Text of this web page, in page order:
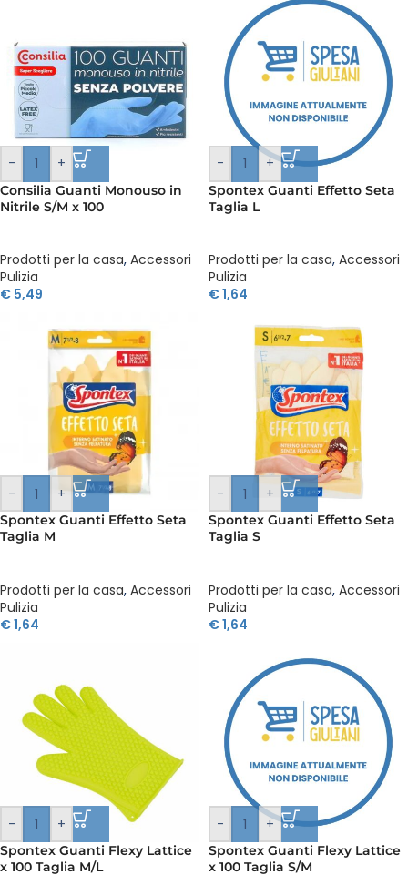
- +
Consilia Guanti Monouso in
Nitrile S/M x 100
Prodotti per la casa, Accessori
Pulizia
€ 5,49
- +
Spontex Guanti Effetto Seta
Taglia L
Prodotti per la casa, Accessori
Pulizia
€1,64
- +
Spontex Guanti Effetto Seta
Taglia M
Prodotti per la casa, Accessori
Pulizia
€1,64
- +
Spontex Guanti Effetto Seta
Taglia S
Prodotti per la casa, Accessori
Pulizia
€1,64
- +
Spontex Guanti Flexy Lattice
x 100 Taglia M/L
- +
Spontex Guanti Flexy Lattice
x 100 Taglia S/M